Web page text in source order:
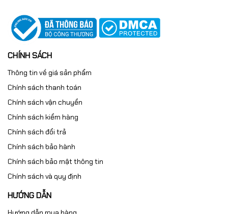
CHÍNH SÁCH
Thông tin về giá sản phẩm
Chính sách thanh toán
Chính sách vận chuyển
Chính sách kiểm hàng
Chính sách đổi trả
Chính sách bảo hành
Chính sách bảo mật thông tin
Chính sách và quy định
HƯỚNG DẪN